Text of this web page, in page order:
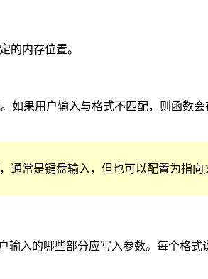
的内存位置。
如果用户输入与格式不匹配，则函数
通常是键盘输入，但也可以配置为指
输入的哪些部分应写入参数。每个格